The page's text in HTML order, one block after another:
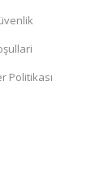
Politikası